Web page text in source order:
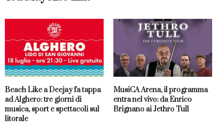
Beach Like a Deejay fa tappa
ad Alghero: tre giorni di
musica, sport e spettacoli sul
litorale
MusiCA Arena, il programma
entra nel vivo: da Enrico
Brignano ai Jethro Tull